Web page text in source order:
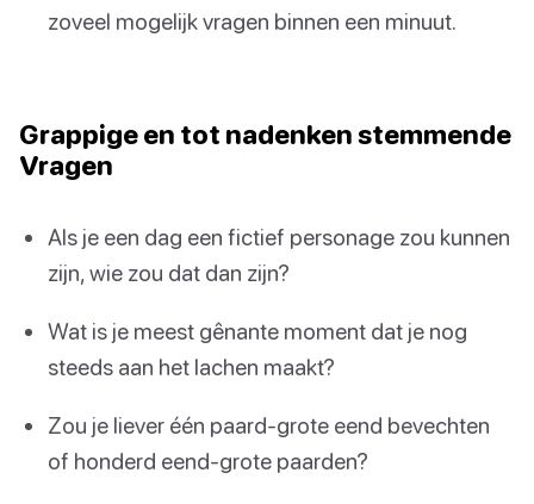
zoveel mogelijk vragen binnen een minuut.
Grappige en tot nadenken stemmende
Vragen
Als je een dag een fictief personage zou kunnen
zijn, wie zou dat dan zijn?
Wat is je meest gênante moment dat je nog
steeds aan het lachen maakt?
Zou je liever één paard-grote eend bevechten
of honderd eend-grote paarden?